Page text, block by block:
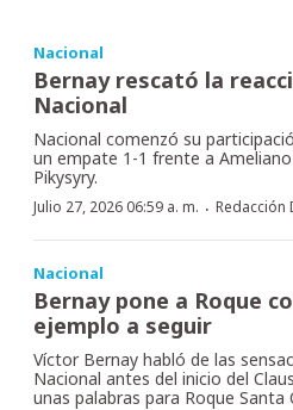
Nacional
Bernay rescató la
Nacional
Nacional comenzó su
un empate 1-1 frente a
Pikysyry.
Julio 27, 2026 06:59 a. m. · Redacción
Nacional
Bernay pone a Roque
ejemplo a seguir
Víctor Bernay habló de las
Nacional antes del inicio del
unas palabras para Roque Santa